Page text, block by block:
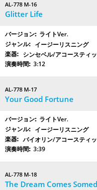
AL-778 M-16
Glitter Life
ライトVer.
イージーリスニング
シンセベル/アコースティ
3:12
AL-778 M-17
Your Good Fortune
ライトVer.
イージーリスニング
バイオリン/アコースティ
3:39
AL-778 M-18
The Dream Comes